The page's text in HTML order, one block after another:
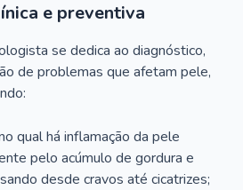
e preventiva
se dedica ao diagnóstico,
de problemas que afetam pele,
qual há inflamação da pele
pelo acúmulo de gordura e
desde cravos até cicatrizes;